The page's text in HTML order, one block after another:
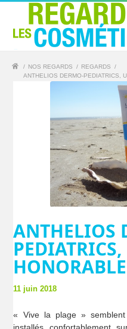
/ NOS REGARDS / REGARDS
/
ANTHELIOS DERMO-PEDIATRICS,
ANTHELIOS
11 juin 2018
« Vive la plage »